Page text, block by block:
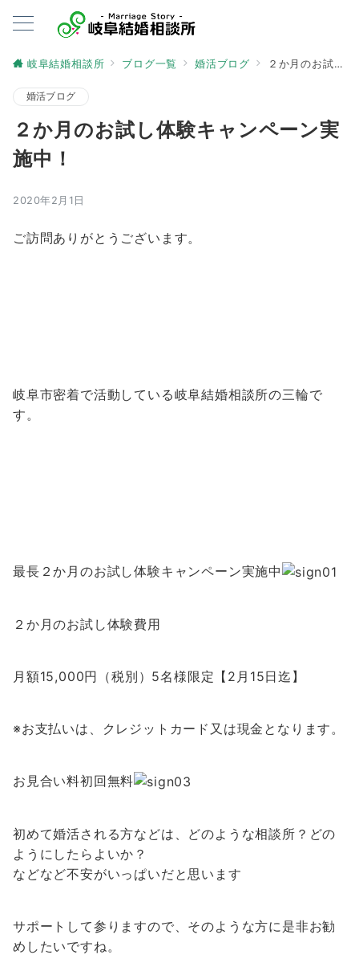
岐阜結婚相談所 ブログ一覧 婚活ブログ ２か月のお試し体験キャンペーン実施中！
婚活ブログ
２か月のお試し体験キャンペーン実
施中！
2020年2月1日
ご訪問ありがとうございます。
岐阜市密着で活動している岐阜結婚相談所の三輪で
す。
最長２か月のお試し体験キャンペーン実施中
２か月のお試し体験費用
月額15,000円（税別） 5名様限定【2月15日迄】
※お支払いは、クレジットカード又は現金となります。
お見合い料初回無料
初めて婚活される方などは、どのような相談所？どの
ようにしたらよいか？
などなど不安がいっぱいだと思います
サポートして参りますので、そのような方に是非お勧
めしたいですね。